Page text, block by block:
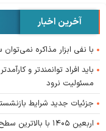
آخرین اخبار
با نفی ابزار مذاکره
باید افراد توانمندتر و
مسئولیت نرود
جزئیات جدید شرایط
اربعین ۱۴۰۵ با بالاترین سطح امنیت و کمترین مشکلات برگزار شد